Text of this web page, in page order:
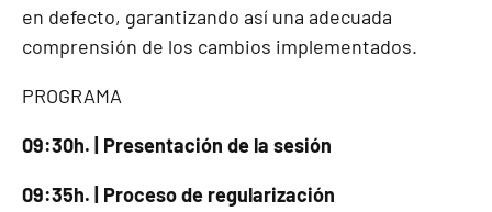
en defecto, garantizando así una adecuada
comprensión de los cambios implementados.
PROGRAMA
09:30h. | Presentación de la sesión
09:35h. | Proceso de regularización